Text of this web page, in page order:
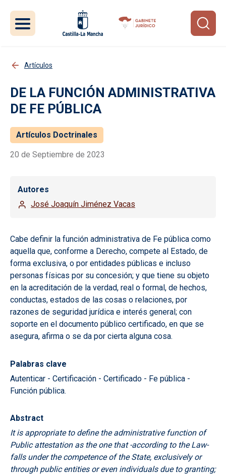
Artículos
DE LA FUNCIÓN ADMINISTRATIVA
DE FE PÚBLICA
Artículos Doctrinales
20 de Septiembre de 2023
Autores
José Joaquín Jiménez Vacas
Cabe definir la función administrativa de Fe pública como
aquella que, conforme a Derecho, compete al Estado, de
forma exclusiva, o por entidades públicas e incluso
personas físicas por su concesión; y que tiene su objeto
en la acreditación de la verdad, real o formal, de hechos,
conductas, estados de las cosas o relaciones, por
razones de seguridad jurídica e interés general; con
soporte en el documento público certificado, en que se
asegura, afirma o se da por cierta alguna cosa.
Palabras clave
Autenticar - Certificación - Certificado - Fe pública -
Función pública.
Abstract
It is appropriate to define the administrative function of
Public attestation as the one that -according to the Law-
falls under the competence of the State, exclusively or
through public entities or even individuals due to granting;